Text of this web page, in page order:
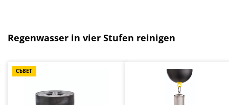
Пропуснете продуктовата галерия
Regenwasser in vier Stufen reinigen
СЪВЕТ